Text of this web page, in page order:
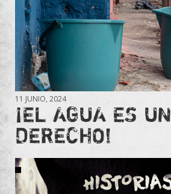
11 JUNIO, 2024
¡EL AGUA ES UN
DERECHO!